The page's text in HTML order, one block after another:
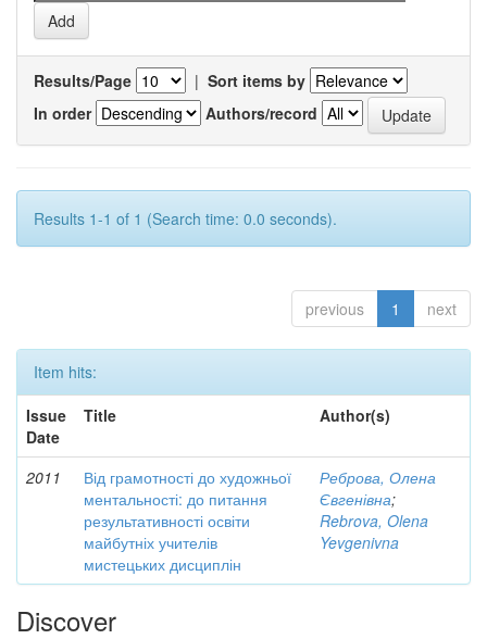
Results/Page | Sort items by
In order
Authors/record
Results 1-1 of 1 (Search time: 0.0 seconds).
previous 1 next
Item hits:
Issue
Date
Title Author(s)
2011
Від грамотності до художньої
ментальності: до питання
результативності освіти
майбутніх учителів
мистецьких дисциплін
Реброва, Олена
Євгенівна;
Rebrova, Olena
Yevgenivna
Discover